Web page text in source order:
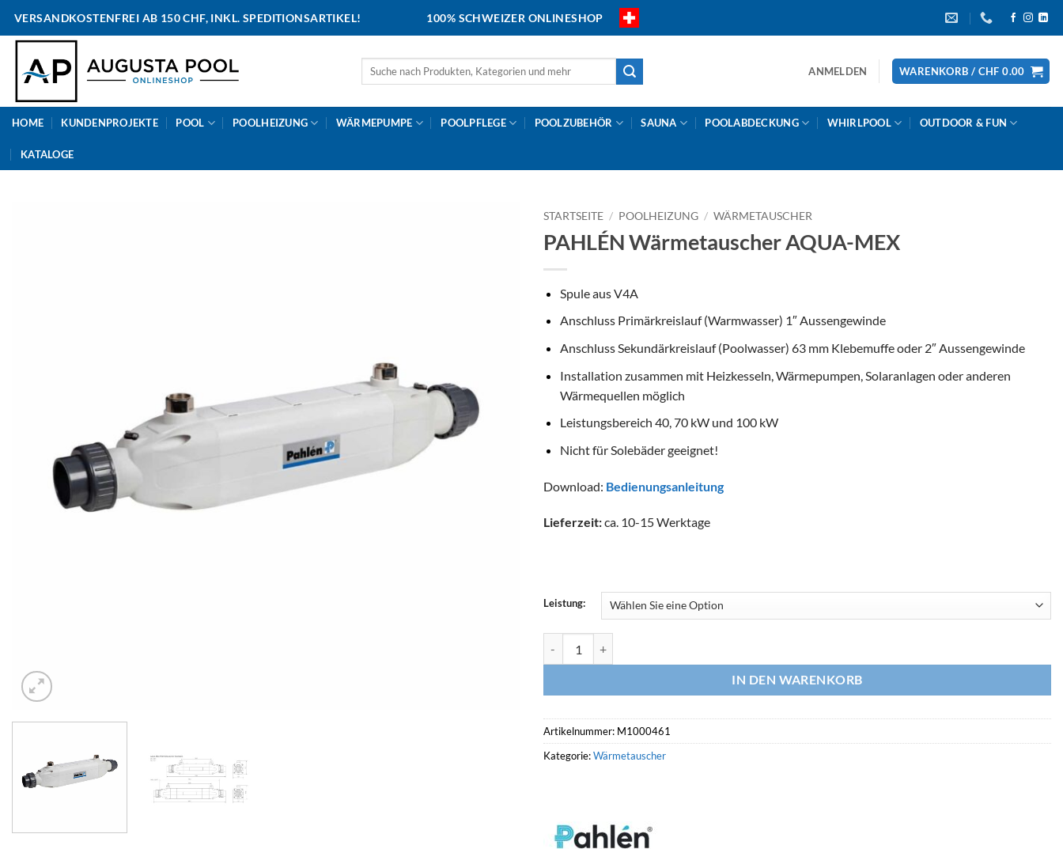
VERSANDKOSTENFREI AB 150 CHF, INKL. SPEDITIONSARTIKEL! 100% SCHWEIZER ONLINESHOP
Suche
ANMELDEN WARENKORB / CHF 0.00
HOME KUNDENPROJEKTE POOL POOLHEIZUNG WÄRMEPUMPE POOLPFLEGE POOLZUBEHÖR SAUNA POOLABDECKUNG WHIRLPOOL OUTDOOR & FUN
KATALOGE
STARTSEITE / POOLHEIZUNG / WÄRMETAUSCHER
PAHLÉN Wärmetauscher AQUA-MEX
Spule aus V4A
Anschluss Primärkreislauf (Warmwasser) 1″ Aussengewinde
Anschluss Sekundärkreislauf (Poolwasser) 63 mm Klebemuffe oder 2″ Aussengewinde
Installation zusammen mit Heizkesseln, Wärmepumpen, Solaranlagen oder anderen
Wärmequellen möglich
Leistungsbereich 40, 70 kW und 100 kW
Nicht für Solebäder geeignet!
Download: Bedienungsanleitung
Lieferzeit:ca. 10-15 Werktage
Leistung:
IN DEN WARENKORB
Artikelnummer: M1000461
Kategorie:Wärmetauscher